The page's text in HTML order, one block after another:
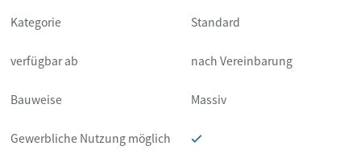
Kategorie Standard
verfügbar ab nach Vereinbarung
Bauweise Massiv
Gewerbliche Nutzung möglich